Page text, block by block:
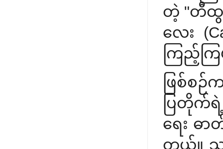
တဲ့ "တီထွင်
လေး
ကြည့်ကြ
ဖြစ်စ
ပြတိုက်ရဲ့
ရေး ဓ
တယ်။ သူ